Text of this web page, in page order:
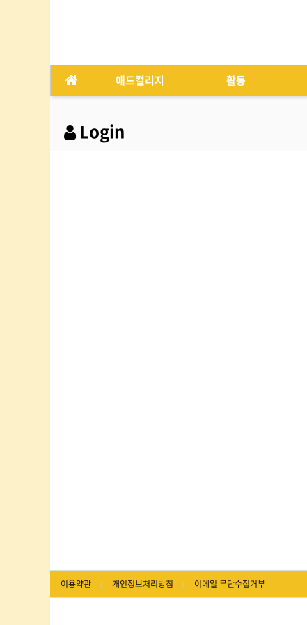
애드컬리지 활동
Login
이용약관 개인정보처리방침 이메일 무단수집거부